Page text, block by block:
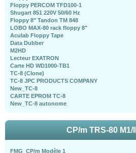
Floppy PERCOM TFD100-1
Shugart 851 220V 50/60 Hz
Floppy 8" Tandon TM 848
LOBO MAX-80 rack floppy 8"
Aculab Floppy Tape
Data Dubber
M2HD
Lecteur EXATRON
Carte HD WD1000-TB1
TC-8 (Clone)
TC-8 JPC PRODUCTS COMPANY
New_TC-8
CARTE EPROM TC-8
New_TC-8 autonome
CP/m TRS-80 M1/
FMG_CP/m Modèle 1